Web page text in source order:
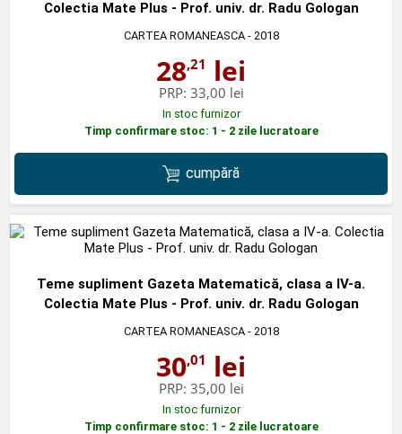
Colectia Mate Plus - Prof. univ. dr. Radu Gologan
CARTEA ROMANEASCA- 2018
28,21 lei
PRP: 33,00 lei
In stoc furnizor
Timp confirmare stoc: 1 - 2 zile lucratoare
cumpără
Teme supliment Gazeta Matematică, clasa a IV-a.
Colectia Mate Plus - Prof. univ. dr. Radu Gologan
CARTEA ROMANEASCA- 2018
30,01 lei
PRP: 35,00 lei
In stoc furnizor
Timp confirmare stoc: 1 - 2 zile lucratoare